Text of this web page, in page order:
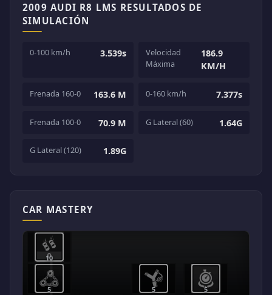
2009 AUDI R8 LMS RESULTADOS DE
SIMULACIÓN
0-100 km/h 3.539s
Velocidad
Máxima
186.9
KM/H
Frenada 160-0 163.6 M 0-160 km/h 7.377s
Frenada 100-0 70.9 M G Lateral (60) 1.64G
G Lateral (120) 1.89G
CAR MASTERY
5 5 5
10